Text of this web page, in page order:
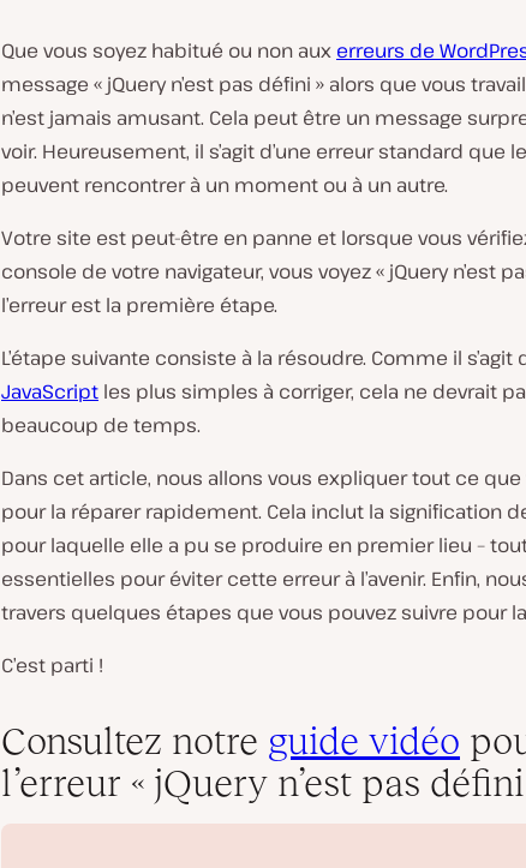
Que vous soyez habitué ou non aux erreurs de
message « jQuery n’est pas défini » alors que vous
n’est jamais amusant. Cela peut être un message
voir. Heureusement, il s’agit d’une erreur standard que
peuvent rencontrer à un moment ou à un autre.
Votre site est peut-être en panne et lorsque vous
console de votre navigateur, vous voyez « jQuery n’est
l’erreur est la première étape.
L’étape suivante consiste à la résoudre. Comme il s’agit
JavaScript les plus simples à corriger, cela ne devrait
beaucoup de temps.
Dans cet article, nous allons vous expliquer tout ce que
pour la réparer rapidement. Cela inclut la signification
pour laquelle elle a pu se produire en premier lieu –
essentielles pour éviter cette erreur à l’avenir. Enfin,
travers quelques étapes que vous pouvez suivre pour
C’est parti !
Consultez notre guide vidéo
l’erreur « jQuery n’est pas défini